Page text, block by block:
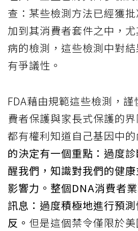
查：某些檢測方法已經獲
加到其消費者套件之中，
病的檢測，這些檢測中對
有爭議性。
FDA藉由規範這些檢測，
費者保護與家長式保護的
都有權利知道自己基因中
的決定有一個重點：過度
醒我們，知識對我們的健
影響力。整個DNA消費者
訊息：過度積極地進行預
反。 但是這個禁令僅限於